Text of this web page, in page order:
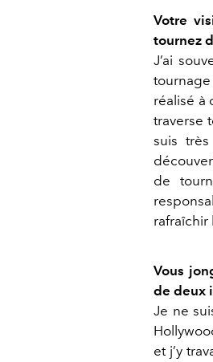
Votre
tournez
J’ai
réalisé à
traverse
suis
de
rafraîchir
Vous
de deux
Je ne
et j’y